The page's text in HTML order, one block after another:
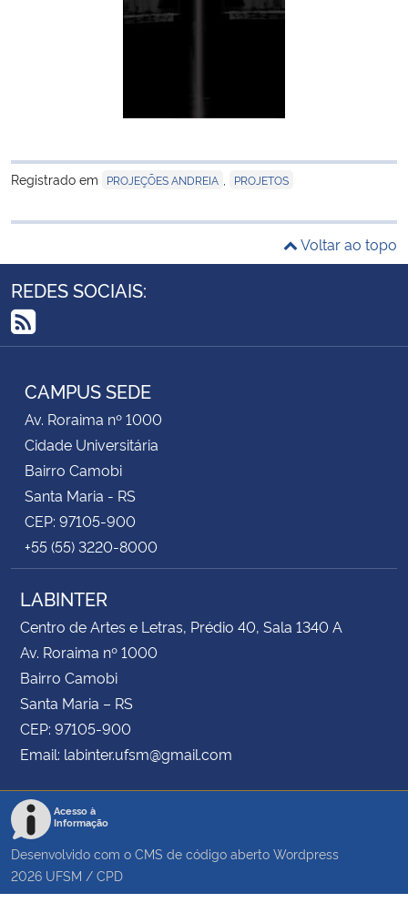
Registrado em PROJEÇÕES ANDREIA PROJETOS
Voltar ao topo
REDES SOCIAIS:
RSS
CAMPUS SEDE
Av. Roraima nº 1000
Cidade Universitária
Bairro Camobi
Santa Maria - RS
CEP: 97105-900
+55 (55) 3220-8000
LABINTER
Centro de Artes e Letras, Prédio 40, Sala 1340 A
Av. Roraima nº 1000
Bairro Camobi
Santa Maria – RS
CEP: 97105-900
Email: labinter.ufsm@gmail.com
Acesso à
Informação
Desenvolvido com o CMS de código aberto Wordpress
2026 UFSM / CPD